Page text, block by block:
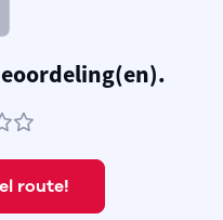
route!